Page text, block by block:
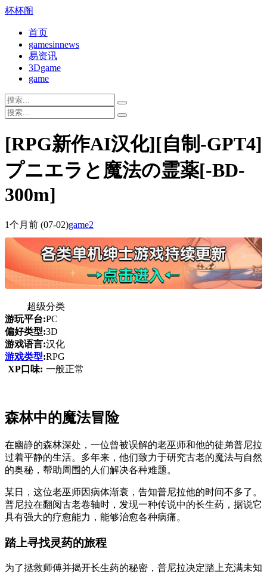
杯杯阁
首页
gamesinnews
易资讯
3Dgame
game
[RPG新作AI汉化][自制-GPT4]
プニエラと魔法の霊薬[-BD-
300m]
1个月前 (07-02)game2
超级分类
游玩平台:PC
偏好类型:3D
游戏语言:汉化
游戏类型:RPG
XP口味: 一般正常
森林中的魔法冒险
在幽静的森林深处，一位曾被误解的老巫师和他的徒弟普尼拉
过着平静的生活。多年来，他们致力于研究古老的魔法与自然
的奥秘，帮助周围的人们解决各种难题。
某日，这位老巫师因病体渐衰，告知普尼拉他的时间不多了。
普尼拉在翻阅古老卷轴时，发现一种传说中的长生药，据说它
具有强大的疗愈能力，能够治愈各种病痛。
踏上寻找灵药的旅程
为了拯救师傅并揭开长生药的秘密，普尼拉决定踏上充满未知